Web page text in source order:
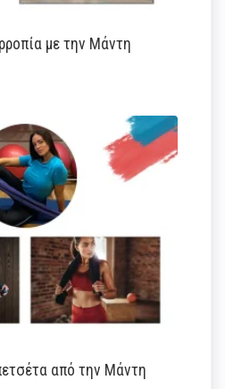
με την Μάντη
από την Μάντη